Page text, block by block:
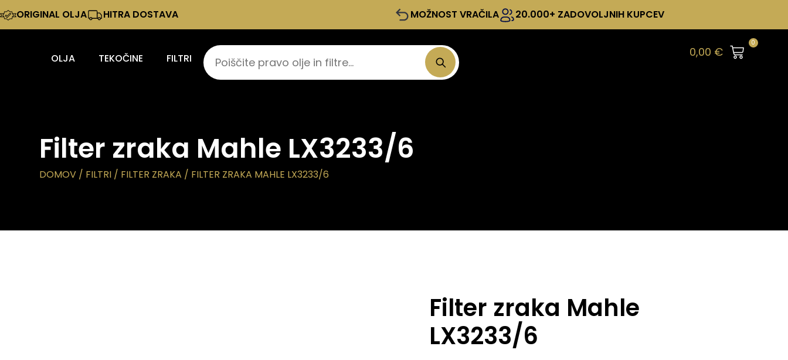
ORIGINAL OLJA HITRA DOSTAVA MOŽNOST VRAČILA 20.000+ ZADOVOLJNIH KUPCEV
OLJA TEKOČINE FILTRI 0,00 €
0
Filter zraka Mahle LX3233/6
DOMOV / FILTRI / FILTER ZRAKA / FILTER ZRAKA MAHLE LX3233/6
Filter zraka Mahle
LX3233/6